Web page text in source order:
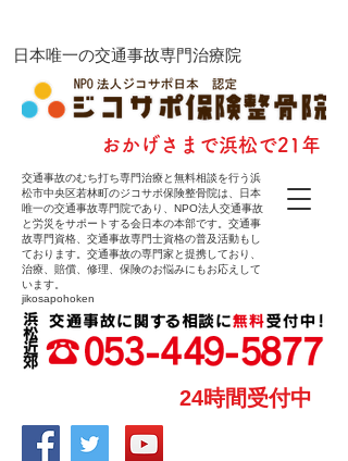
交通事故のむち打ち専門治療と無料相談を行う浜
松市中央区若林町のジコサポ保険整骨院は、日本
唯一の交通事故専門院であり、NPO法人交通事故
と労災をサポートする会日本の本部です。交通事
故専門資格、交通事故専門士資格の普及活動もし
ております。交通事故の専門家と提携しており、
治療、賠償、修理、保険のお悩みにもお応えして
います。
jikosapohoken
​日本唯一の交通事故専門治療院
​おかげさまで浜松で21年
24時間受付中